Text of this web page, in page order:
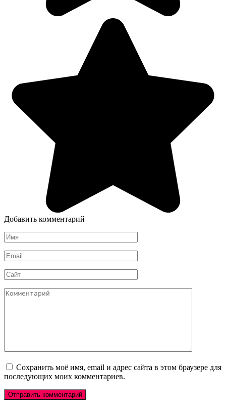
Добавить комментарий
Имя
Email
Сайт
Комментарий
Сохранить моё имя, email и адрес сайта в этом браузере для
последующих моих комментариев.